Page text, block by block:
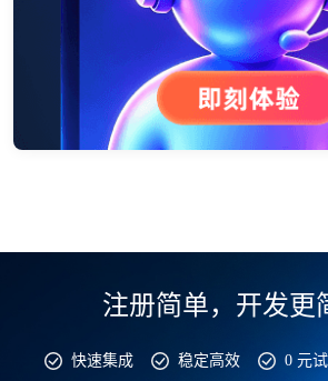
注册简单，开发更
快速集成 稳定高效 0 元